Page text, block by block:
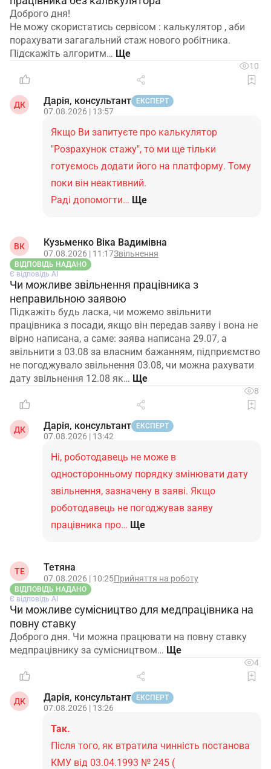
Доброго дня!
Не можу скористатись сервісом : калькулятор , аби
порахувати загагальний стаж нового робітника.
Підскажіть алгоритм…
10
ДК Дарія, консультант ЕКСПЕРТ
07.08.2026 | 13:57
Якщо Ви запитуєте про калькулятор
"Розрахунок стажу", то ми ще тільки
готуємось додати його на платформу. Тому
поки він неактивний.
Раді допомогти… Ще
ВК Кузьменко Віка Вадимівна
07.08.2026 | 11:17Звільнення
ВІДПОВІДЬ НАДАНО
Є відповідь АІ
Чи можливе звільнення працівника з
неправильною заявою
Підкажіть будь ласка, чи можемо звільнити
працівника з посади, якщо він передав заяву і вона не
вірно написана, а саме: заява написана 29.07, а
звільнити з 03.08 за власним бажанням, підприємство
не погоджувало звільнення 03.08, чи можна рахувати
дату звільнення 12.08 як…
8
ДК Дарія, консультант ЕКСПЕРТ
07.08.2026 | 13:42
Ні, роботодавець не може в
односторонньому порядку змінювати дату
звільнення, зазначену в заяві. Якщо
роботодавець не погоджував заяву
працівника про… Ще
ТЕ Тетяна
07.08.2026 | 10:25Прийняття на роботу
ВІДПОВІДЬ НАДАНО
Є відповідь АІ
Чи можливе сумісництво для медпрацівника на
повну ставку
Доброго дня. Чи можна працювати на повну ставку
медпрацівнику за сумісництвом…
4
ДК Дарія, консультант ЕКСПЕРТ
07.08.2026 | 13:26
Так.
Після того, як втратила чинність постанова
КМУ від 03.04.1993 № 245 (